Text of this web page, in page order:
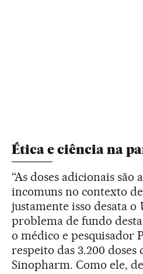
Ética e ciência na
“As doses adicionais são
incomuns no contexto
justamente isso desata o
problema de fundo
o médico e pesquisador
respeito das 3.200 doses
Sinopharm. Como ele,